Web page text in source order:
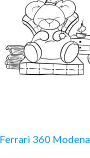
Ferrari 360 Modena